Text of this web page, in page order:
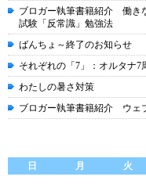
ブロガー執筆書籍紹介 働き
試験「反常識」勉強法
ばんちょ～終了のお知らせ
それぞれの「7」：オルタナ7
わたしの暑さ対策
ブロガー執筆書籍紹介 ウェ
日
月 火